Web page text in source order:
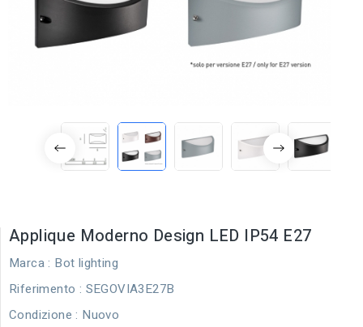
Applique Moderno Design LED IP54 E27
Marca : Bot lighting
Riferimento : SEGOVIA3E27B
Condizione : Nuovo